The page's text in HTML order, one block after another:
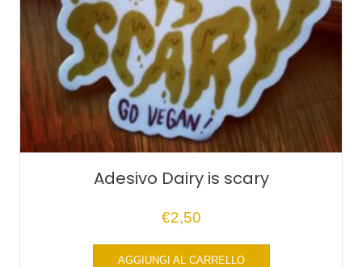
Adesivo Dairy is scary
€2,50
AGGIUNGI AL CARRELLO